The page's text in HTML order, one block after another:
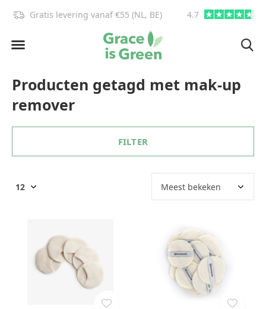
Gratis levering vanaf €55 (NL, BE) 4.7
Producten getagd met mak-up
remover
FILTER